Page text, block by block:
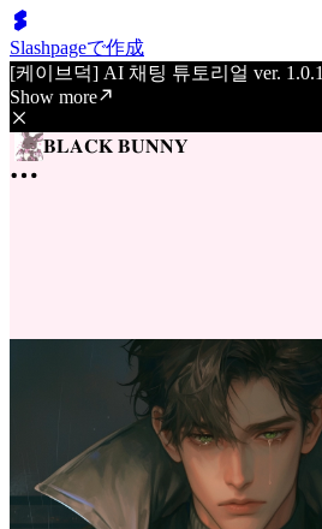
Slashpageで作成
[케이브덕] AI 채팅 튜토리얼 ver. 1.0.1
Show more
𝐁𝐋𝐀𝐂𝐊 𝐁𝐔𝐍𝐍𝐘